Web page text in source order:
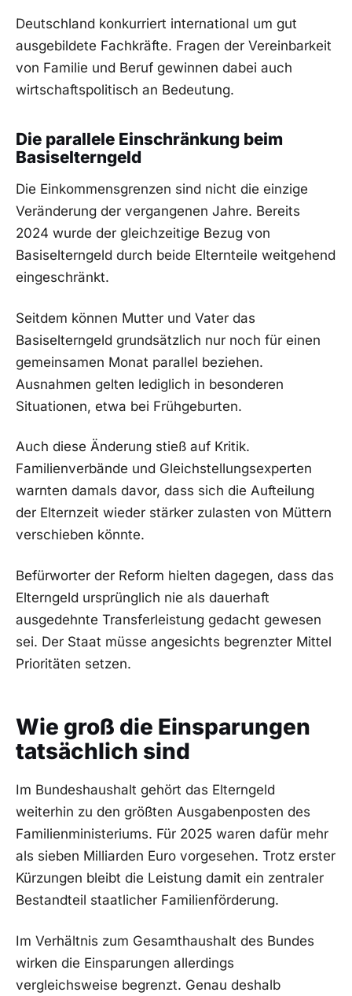
Deutschland konkurriert international um gut
ausgebildete Fachkräfte. Fragen der Vereinbarkeit
von Familie und Beruf gewinnen dabei auch
wirtschaftspolitisch an Bedeutung.
Die parallele Einschränkung beim
Basiselterngeld
Die Einkommensgrenzen sind nicht die einzige
Veränderung der vergangenen Jahre. Bereits
2024 wurde der gleichzeitige Bezug von
Basiselterngeld durch beide Elternteile weitgehend
eingeschränkt.
Seitdem können Mutter und Vater das
Basiselterngeld grundsätzlich nur noch für einen
gemeinsamen Monat parallel beziehen.
Ausnahmen gelten lediglich in besonderen
Situationen, etwa bei Frühgeburten.
Auch diese Änderung stieß auf Kritik.
Familienverbände und Gleichstellungsexperten
warnten damals davor, dass sich die Aufteilung
der Elternzeit wieder stärker zulasten von Müttern
verschieben könnte.
Befürworter der Reform hielten dagegen, dass das
Elterngeld ursprünglich nie als dauerhaft
ausgedehnte Transferleistung gedacht gewesen
sei. Der Staat müsse angesichts begrenzter Mittel
Prioritäten setzen.
Wie groß die Einsparungen
tatsächlich sind
Im Bundeshaushalt gehört das Elterngeld
weiterhin zu den größten Ausgabenposten des
Familienministeriums. Für 2025 waren dafür mehr
als sieben Milliarden Euro vorgesehen. Trotz erster
Kürzungen bleibt die Leistung damit ein zentraler
Bestandteil staatlicher Familienförderung.
Im Verhältnis zum Gesamthaushalt des Bundes
wirken die Einsparungen allerdings
vergleichsweise begrenzt. Genau deshalb